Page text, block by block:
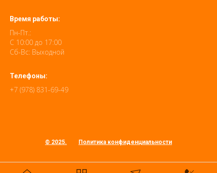
Время работы:
Пн-Пт.:
С 10:00 до 17:00
Сб-Вс: Выходной
Телефоны:
+7 (978) 831-69-49
© 2025. Политика конфиденциальности